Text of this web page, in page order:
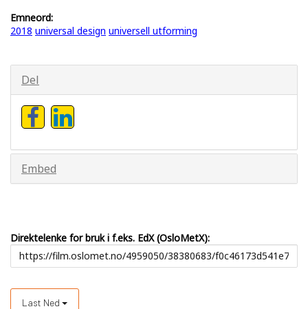
Emneord:
2018 universal design universell utforming
Del
Embed
Direktelenke for bruk i f.eks. EdX (OsloMetX):
Last Ned